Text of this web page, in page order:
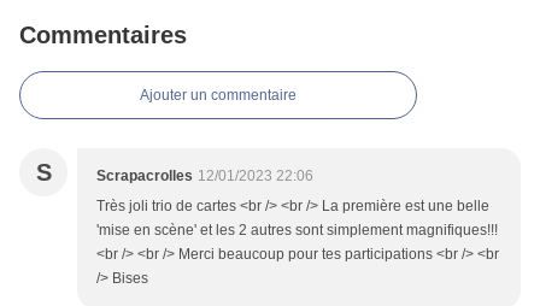
Commentaires
Ajouter un commentaire
S Scrapacrolles 12/01/2023 22:06
Très joli trio de cartes <br /> <br /> La première est une belle
'mise en scène' et les 2 autres sont simplement magnifiques!!!
<br /> <br /> Merci beaucoup pour tes participations <br /> <br
/> Bises